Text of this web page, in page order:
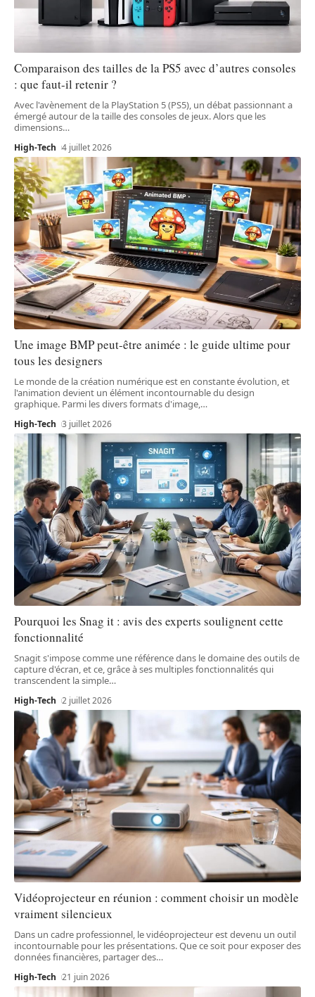
Comparaison des tailles de la PS5 avec d’autres consoles
: que faut-il retenir ?
Avec l'avènement de la PlayStation 5 (PS5), un débat passionnant a
émergé autour de la taille des consoles de jeux. Alors que les
dimensions…
High-Tech 4 juillet 2026
Une image BMP peut-être animée : le guide ultime pour
tous les designers
Le monde de la création numérique est en constante évolution, et
l'animation devient un élément incontournable du design
graphique. Parmi les divers formats d'image,…
High-Tech 3 juillet 2026
Pourquoi les Snag it : avis des experts soulignent cette
fonctionnalité
Snagit s'impose comme une référence dans le domaine des outils de
capture d'écran, et ce, grâce à ses multiples fonctionnalités qui
transcendent la simple…
High-Tech 2 juillet 2026
Vidéoprojecteur en réunion : comment choisir un modèle
vraiment silencieux
Dans un cadre professionnel, le vidéoprojecteur est devenu un outil
incontournable pour les présentations. Que ce soit pour exposer des
données financières, partager des…
High-Tech 21 juin 2026